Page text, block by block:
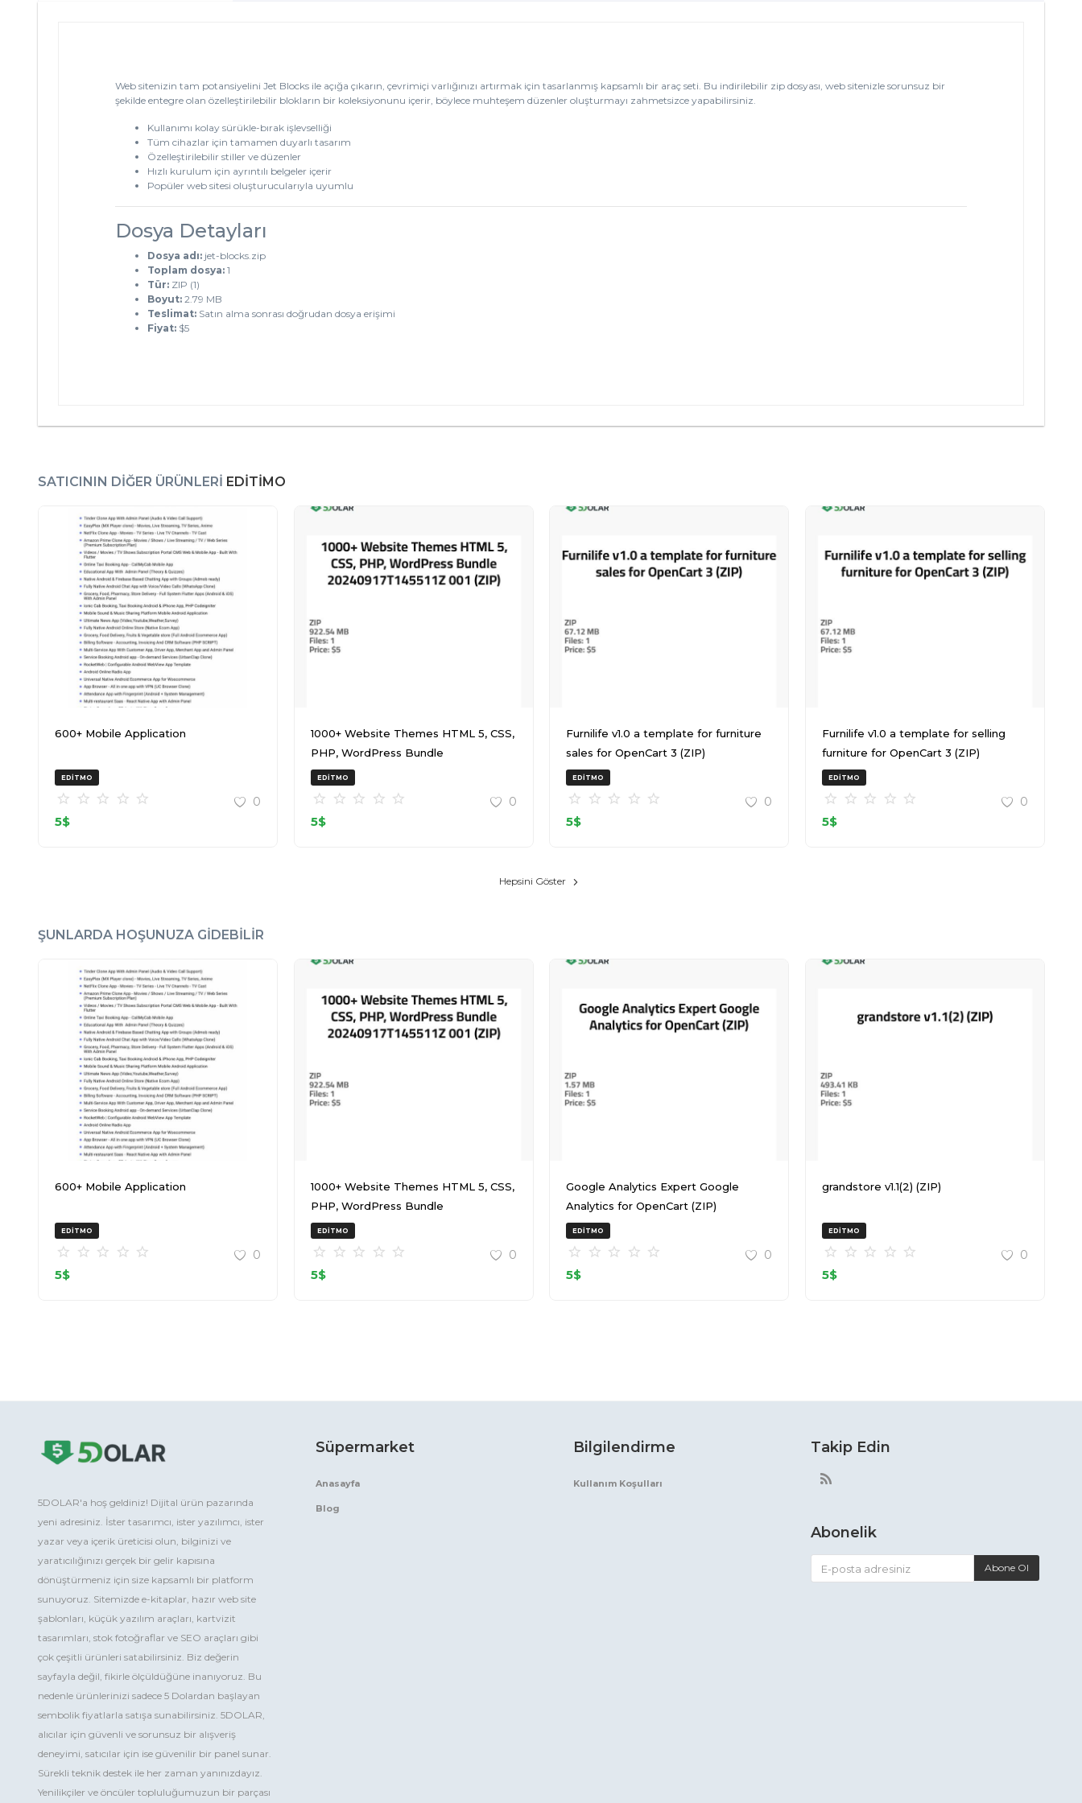
Web sitenizin tam potansiyelini Jet Blocks ile açığa çıkarın, çevrimiçi varlığınızı artırmak için tasarlanmış kapsamlı bir araç seti. Bu indirilebilir zip dosyası, web sitenizle sorunsuz bir
şekilde entegre olan özelleştirilebilir blokların bir koleksiyonunu içerir, böylece muhteşem düzenler oluşturmayı zahmetsizce yapabilirsiniz.
Kullanımı kolay sürükle-bırak işlevselliği
Tüm cihazlar için tamamen duyarlı tasarım
Özelleştirilebilir stiller ve düzenler
Hızlı kurulum için ayrıntılı belgeler içerir
Popüler web sitesi oluşturucularıyla uyumlu
Dosya Detayları
Dosya adı: jet-blocks.zip
Toplam dosya: 1
Tür: ZIP (1)
Boyut: 2.79 MB
Teslimat: Satın alma sonrası doğrudan dosya erişimi
Fiyat: $5
SATICININ DIĞER ÜRÜNLERI EDITIMO
600+ Mobile Application
EDITMO
0
5$
1000+ Website Themes HTML 5, CSS,
PHP, WordPress Bundle
20240917T145511Z 001 (ZIP)
EDITMO
0
5$
Furnilife v1.0 a template for furniture
sales for OpenCart 3 (ZIP)
EDITMO
0
5$
Furnilife v1.0 a template for selling
furniture for OpenCart 3 (ZIP)
EDITMO
0
5$
Hepsini Göster
ŞUNLARDA HOŞUNUZA GIDEBILIR
600+ Mobile Application
EDITMO
0
5$
1000+ Website Themes HTML 5, CSS,
PHP, WordPress Bundle
20240917T145511Z 001 (ZIP)
EDITMO
0
5$
Google Analytics Expert Google
Analytics for OpenCart (ZIP)
EDITMO
0
5$
grandstore v1.1(2) (ZIP)
EDITMO
0
5$
5DOLAR'a hoş geldiniz! Dijital ürün pazarında
yeni adresiniz. İster tasarımcı, ister yazılımcı, ister
yazar veya içerik üreticisi olun, bilginizi ve
yaratıcılığınızı gerçek bir gelir kapısına
dönüştürmeniz için size kapsamlı bir platform
sunuyoruz. Sitemizde e-kitaplar, hazır web site
şablonları, küçük yazılım araçları, kartvizit
tasarımları, stok fotoğraflar ve SEO araçları gibi
çok çeşitli ürünleri satabilirsiniz. Biz değerin
sayfayla değil, fikirle ölçüldüğüne inanıyoruz. Bu
nedenle ürünlerinizi sadece 5 Dolardan başlayan
sembolik fiyatlarla satışa sunabilirsiniz. 5DOLAR,
alıcılar için güvenli ve sorunsuz bir alışveriş
deneyimi, satıcılar için ise güvenilir bir panel sunar.
Sürekli teknik destek ile her zaman yanınızdayız.
Yenilikçiler ve öncüler topluluğumuzun bir parçası
Süpermarket
Anasayfa
Blog
Bilgilendirme
Kullanım Koşulları
Takip Edin
Abonelik
Abone Ol